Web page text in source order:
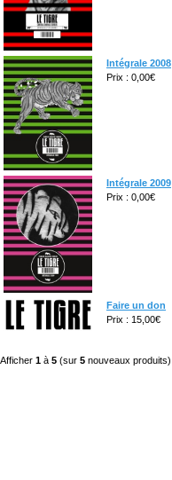
Intégrale 2008
Prix : 0,00€
Intégrale 2009
Prix : 0,00€
Faire un don
Prix : 15,00€
Afficher 1 à 5 (sur 5 nouveaux produits)